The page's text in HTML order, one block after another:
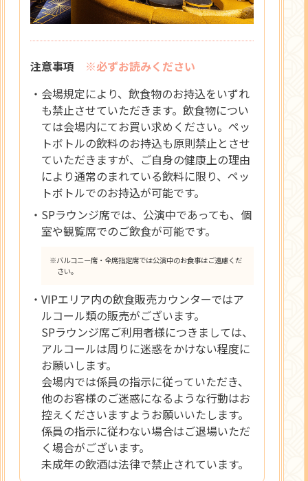
注意事項 ※必ずお読みください
・会場規定により、飲食物のお持込をいずれ
も禁止させていただきます。飲食物につい
ては会場内にてお買い求めください。ペッ
トボトルの飲料のお持込も原則禁止とさせ
ていただきますが、ご自身の健康上の理由
により通常のまれている飲料に限り、ペッ
トボトルでのお持込が可能です。
・SPラウンジ席では、公演中であっても、個
室や観覧席でのご飲食が可能です。
※バルコニー席・全席指定席では公演中のお食事はご遠慮くだ
さい。
・VIPエリア内の飲食販売カウンターではア
ルコール類の販売がございます。
SPラウンジ席ご利用者様につきましては、
アルコールは周りに迷惑をかけない程度に
お願いします。
会場内では係員の指示に従っていただき、
他のお客様のご迷惑になるような行動はお
控えくださいますようお願いいたします。
係員の指示に従わない場合はご退場いただ
く場合がございます。
未成年の飲酒は法律で禁止されています。